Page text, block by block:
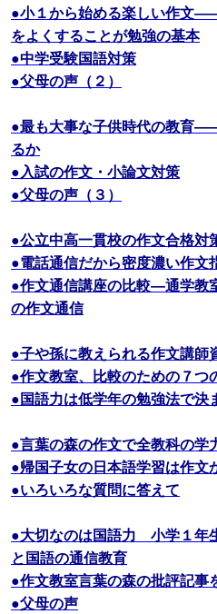
●小１から始める楽しい作文
をよくすることが勉強の基本
●中学受験国語対策
●父母の声（２）
●最も大事な子供時代の教育
るか
●入試の作文・小論文対策
●父母の声（３）
●公立中高一貫校の作文合格対
●電話通信だから密度濃い作文
●作文通信講座の比較―通学教
の作文通信
●子や孫に教えられる作文講師
●作文教室、比較のための７つ
●国語力は低学年の勉強法で決
●言葉の森の作文で全教科の学
●帰国子女の日本語学習は作文
●いろいろな質問に答えて
●大切なのは国語力 小学１年
と国語の通信教育
●作文教室言葉の森の批評記事
●父母の声